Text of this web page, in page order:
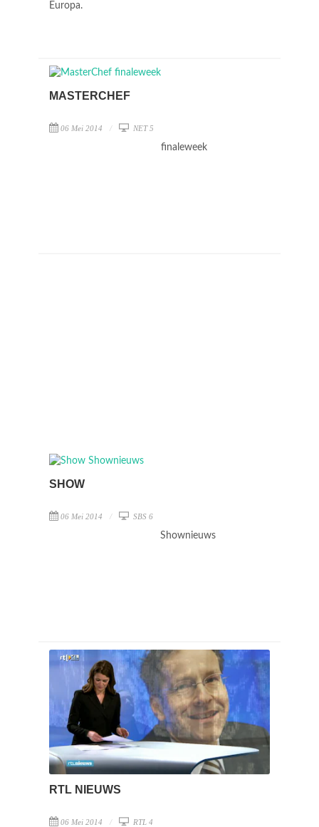
Europa.
MASTERCHEF
06 Mei 2014 NET 5
finaleweek
SHOW
06 Mei 2014 SBS 6
Shownieuws
RTL NIEUWS
06 Mei 2014 RTL 4